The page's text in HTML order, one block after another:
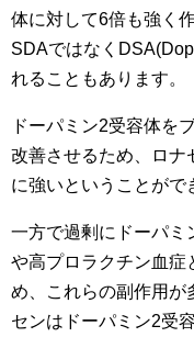
体に対して6倍も強く
SDAではなく
れることもあります。
ドーパミン2受容体を
改善させるため、ロナ
に強いということがで
一方で過剰にドーパミ
や高プロラクチン血症
め、これらの副作用が
センはドーパミン2受